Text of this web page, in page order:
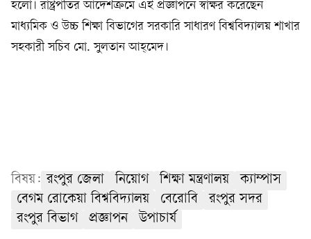
হলো। রাষ্ট্রপতির আদেশক্রমে এই প্রজ্ঞাপনে স্বাক্ষর করেছেন
মাধ্যমিক ও উচ্চ শিক্ষা বিভাগের সরকারি সাধারণ বিশ্ববিদ্যালয় শাখার
সহকারী সচিব মো. সুলতান আহ্‌মেদ।
বিষয়: রংপুর জেলা নিয়োগ শিক্ষা মন্ত্রণালয়
ক্যাম্পাস
বেগম রোকেয়া বিশ্ববিদ্যালয়
বেরোবি
রংপুর সদর
রংপুর বিভাগ
প্রজ্ঞাপন উপাচার্য